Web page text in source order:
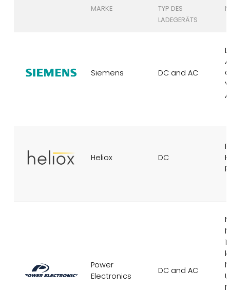
MARKE
TYP DES
LADEGERÄTS
Siemens DC and AC
Heliox DC
Power
Electronics
DC and AC